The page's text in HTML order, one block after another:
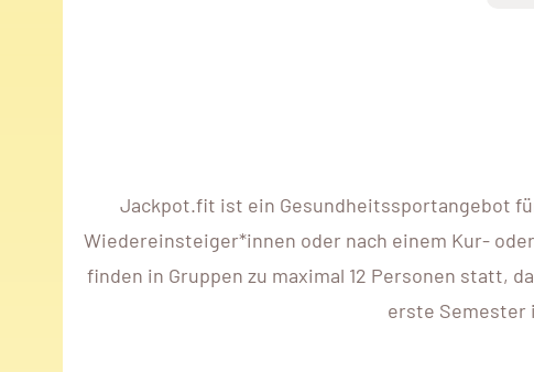
Jackpot.fit ist ein Gesundheitssportangebot
Wiedereinsteiger*innen oder nach einem Kur-
finden in Gruppen zu maximal 12 Personen statt,
erste Semester